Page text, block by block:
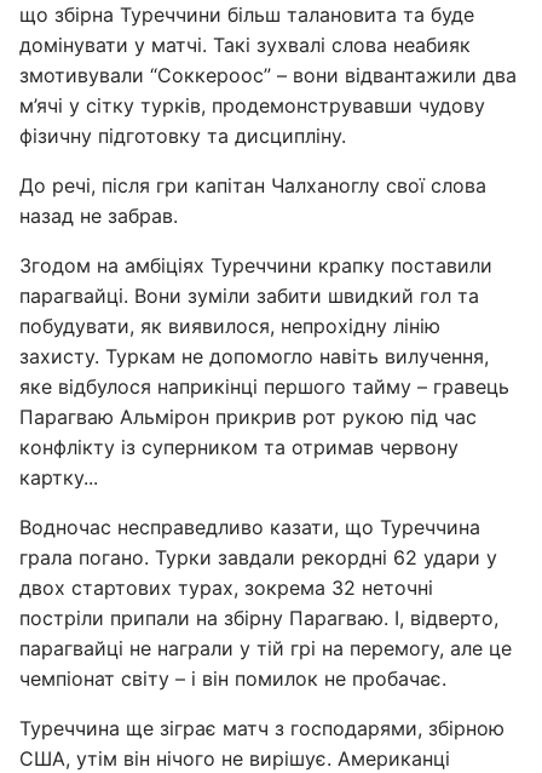
що збірна Туреччини більш талановита та буде
домінувати у матчі. Такі зухвалі слова неабияк
змотивували “Соккероос” – вони відвантажили два
м’ячі у сітку турків, продемонструвавши чудову
фізичну підготовку та дисципліну.
До речі, після гри капітан Чалханоглу свої слова
назад не забрав.
Згодом на амбіціях Туреччини крапку поставили
парагвайці. Вони зуміли забити швидкий гол та
побудувати, як виявилося, непрохідну лінію
захисту. Туркам не допомогло навіть вилучення,
яке відбулося наприкінці першого тайму – гравець
Парагваю Альмірон прикрив рот рукою під час
конфлікту із суперником та отримав червону
картку...
Водночас несправедливо казати, що Туреччина
грала погано. Турки завдали рекордні 62 удари у
двох стартових турах, зокрема 32 неточні
постріли припали на збірну Парагваю. І, відверто,
парагвайці не награли у тій грі на перемогу, але це
чемпіонат світу – і він помилок не пробачає.
Туреччина ще зіграє матч з господарями, збірною
США, утім він нічого не вирішує. Американці